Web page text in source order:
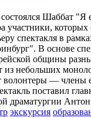
состоялся Шаббат
участники, которых
спектакля в
В основе
общины
из небольших
волонтеры — члены
поставил
драматургии
экскурсия